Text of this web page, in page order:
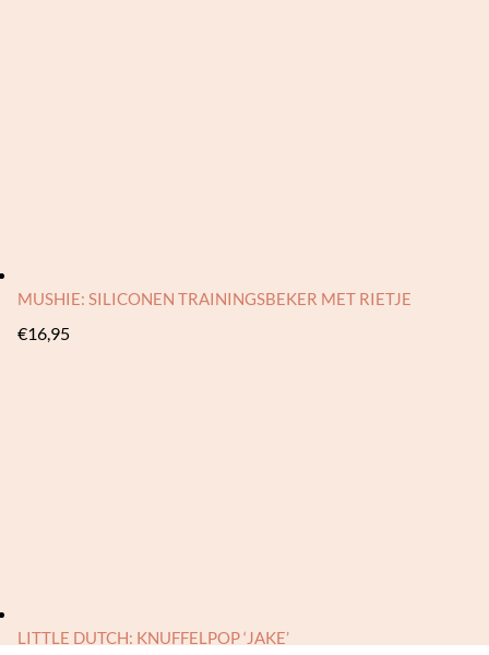
MUSHIE: SILICONEN TRAININGSBEKER MET RIETJE
€16,95
LITTLE DUTCH: KNUFFELPOP ‘JAKE’